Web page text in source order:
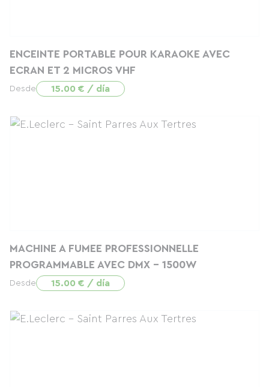
ENCEINTE PORTABLE POUR KARAOKE AVEC
ECRAN ET 2 MICROS VHF
Desde 15.00 € / día
MACHINE A FUMEE PROFESSIONNELLE
PROGRAMMABLE AVEC DMX - 1500W
Desde 15.00 € / día